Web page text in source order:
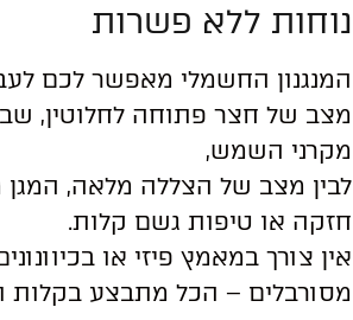
נוחות ללא פשרות
המנגנון החשמלי מאפשר לכם
מצב של חצר פתוחה לחלוטין,
מקרני השמש,
לבין מצב של הצללה מלאה,
חזקה או טיפות גשם קלות.
אין צורך במאמץ פיזי או
מסורבלים – הכל מתבצע בקלות